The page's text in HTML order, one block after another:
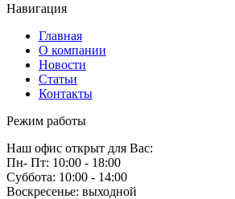
Навигация
Главная
О компании
Новости
Статьи
Контакты
Режим работы
Наш офис открыт для Вас:
Пн- Пт: 10:00 - 18:00
Суббота: 10:00 - 14:00
Воскресенье: выходной